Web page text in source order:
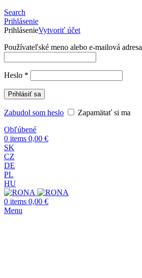
Search
Prihlásenie
PrihlásenieVytvoriť účet
Používateľské meno alebo e-mailová adresa
Heslo *
Prihlásiť sa
Zabudol som heslo
Zapamätať si ma
Obľúbené
0 items 0,00 €
SK
CZ
DE
PL
HU
0 items 0,00 €
Menu